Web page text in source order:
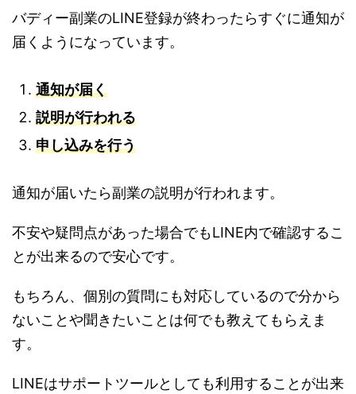
バディー副業のLINE登録が終わったらすぐに通知が
届くようになっています。
通知が届く
説明が行われる
申し込みを行う
通知が届いたら副業の説明が行われます。
不安や疑問点があった場合でもLINE内で確認するこ
とが出来るので安心です。
もちろん、個別の質問にも対応しているので分から
ないことや聞きたいことは何でも教えてもらえま
す。
LINEはサポートツールとしても利用することが出来